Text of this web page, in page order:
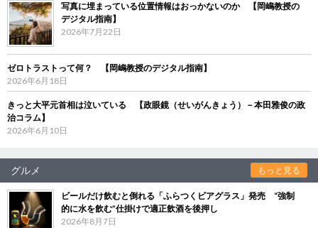
写真に埋まっている位置情報はおっかないのか 【岡嶋教授の
デジタル指南】
2026年7月22日
ゼロトラストって何？ 【岡嶋教授のデジタル指南】
2026年6月18日
きっと大平元首相は泣いている 【政眼鏡（せいがんきょう）－本田雅俊の政
治コラム】
2026年6月10日
グルメ もっと見る
ビールだけ飲むと倒れる「ふらつくビアグラス」発売 “強制
的に水を飲む”仕掛けで適正飲酒を後押し
2026年8月7日